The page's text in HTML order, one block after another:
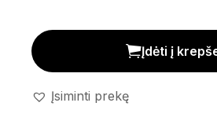
Saulės energijos lauko girlianda
Įdėti į
Įsiminti prekę